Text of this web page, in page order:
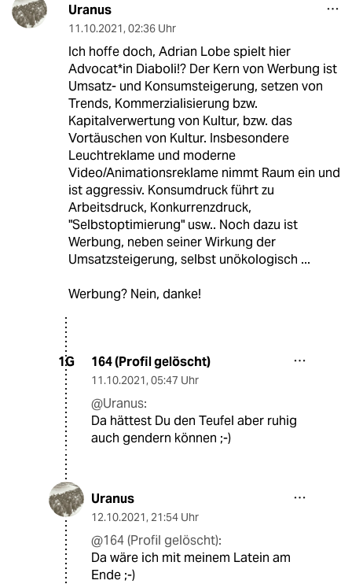
Uranus
11.10.2021, 02:36 Uhr
Ich hoffe doch, Adrian Lobe spielt hier
Advocat*in Diaboli!? Der Kern von Werbung ist
Umsatz- und Konsumsteigerung, setzen von
Trends, Kommerzialisierung bzw.
Kapitalverwertung von Kultur, bzw. das
Vortäuschen von Kultur. Insbesondere
Leuchtreklame und moderne
Video/Animationsreklame nimmt Raum ein und
ist aggressiv. Konsumdruck führt zu
Arbeitsdruck, Konkurrenzdruck,
"Selbstoptimierung" usw.. Noch dazu ist
Werbung, neben seiner Wirkung der
Umsatzsteigerung, selbst unökologisch ...
Werbung? Nein, danke!
1G 164 (Profil gelöscht)
11.10.2021, 05:47 Uhr
@Uranus:
Da hättest Du den Teufel aber ruhig
auch gendern können ;-)
Uranus
12.10.2021, 21:54 Uhr
@164 (Profil gelöscht):
Da wäre ich mit meinem Latein am
Ende ;-)